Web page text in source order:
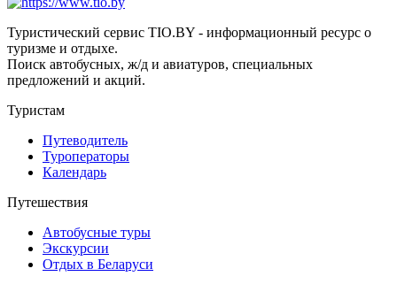
Туристический сервис TIO.BY - информационный ресурс о
туризме и отдыхе.
Поиск автобусных, ж/д и авиатуров, специальных
предложений и акций.
Туристам
Путеводитель
Туроператоры
Календарь
Путешествия
Автобусные туры
Экскурсии
Отдых в Беларуси